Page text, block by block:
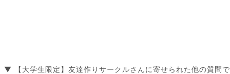
▼ 【大学生限定】友達作りサークルさんに寄せられた他の質問で